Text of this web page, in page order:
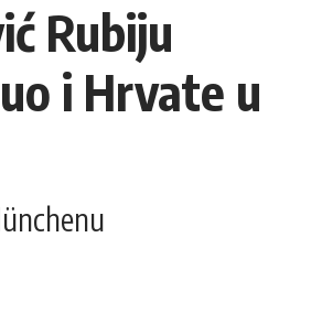
Rubiju
i Hrvate u